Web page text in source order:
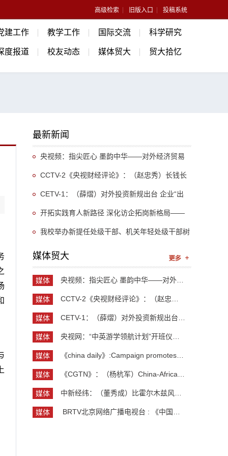
高级检索 旧版入口 投稿系统
建工作 教学工作 国际交流 科学研究
度报道 校友动态 媒体贸大 贸大拾忆
最新新闻
央视频：指尖匠心 墨韵中华——对外经济贸易
大学外教走进荣宝斋体验木板水印非遗
CCTV-2《央视财经评论》：（赵忠秀）长钱长
投 外资为何持续“加仓”中国
CETV-1：（薛熠）对外投资新规出台 企业“出
海”如何行稳致远
开拓实践育人新路径 深化访企拓岗新格局——
法学院持续拓宽校企协同育人渠道，不断加强各方
资源联动
我校举办新提任处级干部、机关年轻处级干部树
立和践行正确政绩观专题培训班
媒体贸大
媒体
媒体
媒体
媒体
媒体
媒体
媒体
媒体